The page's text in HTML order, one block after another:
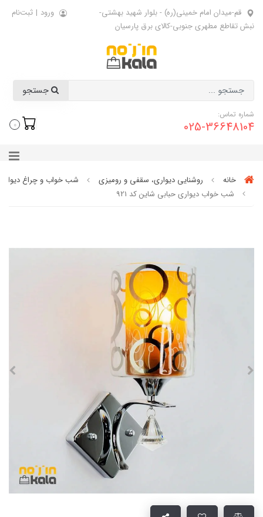
قم-میدان امام خمینی(ره) - بلوار شهید بهشتی-
نبش تقاطع مطهری جنوبی-کالای برق پارسیان
ورود | ثبت‌نام
شماره تماس:
025-36648104
0
خانه روشنایی دیواری، سقفی و رومیزی
شب خواب و چراغ
شب خواب دیواری حبابی شاین کد 921